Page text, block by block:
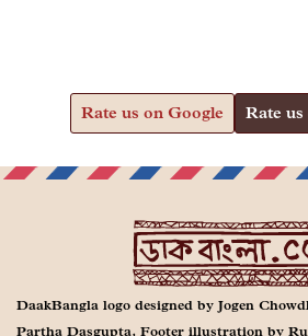
Rate us on Google Rate
DaakBangla logo designed by Jogen
Partha Dasgupta, Footer illustration by